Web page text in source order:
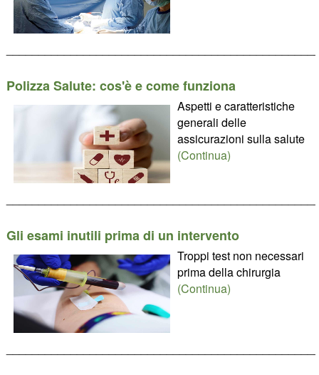
Polizza Salute: cos'è e come funziona
Aspetti e caratteristiche
generali delle
assicurazioni sulla salute
(Continua)
Gli esami inutili prima di un intervento
Troppi test non necessari
prima della chirurgia
(Continua)